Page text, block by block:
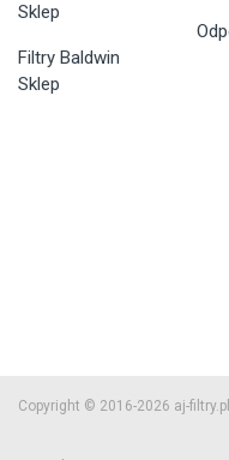
Sklep
Filtry Baldwin
Sklep
Copyright © 2016-2026 aj-